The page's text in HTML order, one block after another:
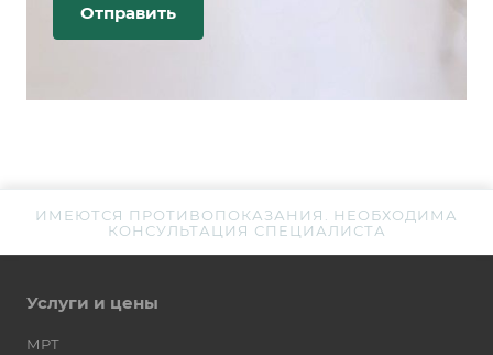
ИМЕЮТСЯ ПРОТИВОПОКАЗАНИЯ. НЕОБХОДИМА
КОНСУЛЬТАЦИЯ СПЕЦИАЛИСТА
Услуги и цены
МРТ